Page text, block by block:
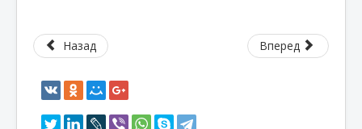
Назад Вперед